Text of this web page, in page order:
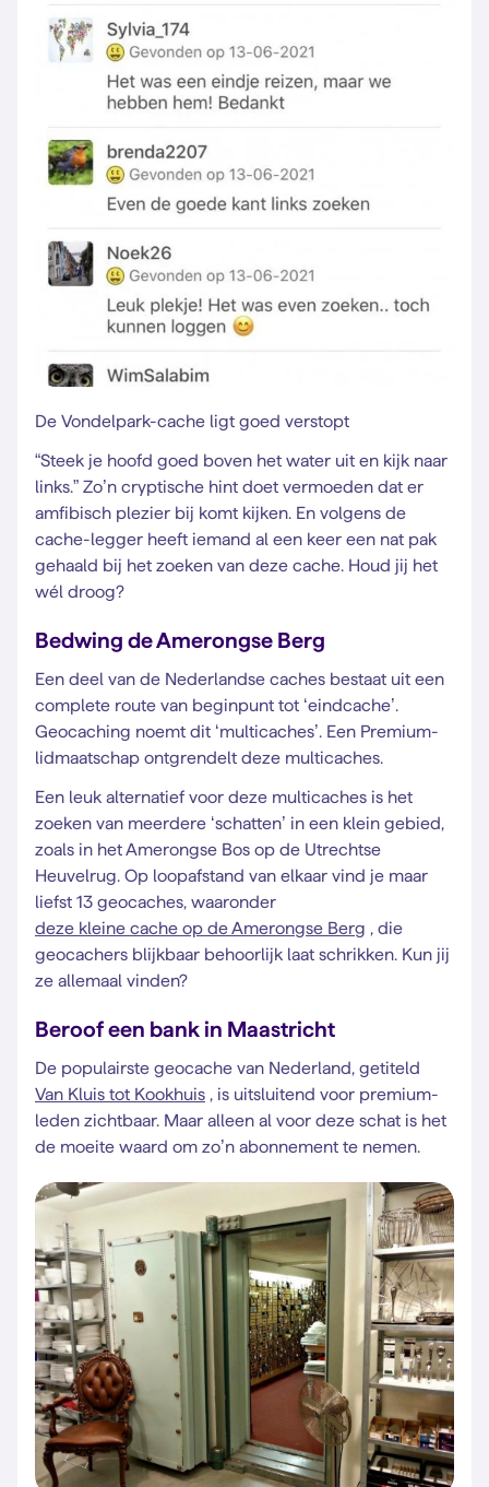
De Vondelpark-cache ligt goed verstopt
“Steek je hoofd goed boven het water uit en kijk naar
links.” Zo’n cryptische hint doet vermoeden dat er
amfibisch plezier bij komt kijken. En volgens de
cache-legger heeft iemand al een keer een nat pak
gehaald bij het zoeken van deze cache. Houd jij het
wél droog?
Bedwing de Amerongse Berg
Een deel van de Nederlandse caches bestaat uit een
complete route van beginpunt tot ‘eindcache’.
Geocaching noemt dit ‘multicaches’. Een Premium-
lidmaatschap ontgrendelt deze multicaches.
Een leuk alternatief voor deze multicaches is het
zoeken van meerdere ‘schatten’ in een klein gebied,
zoals in het Amerongse Bos op de Utrechtse
Heuvelrug. Op loopafstand van elkaar vind je maar
liefst 13 geocaches, waaronder
deze kleine cache op de Amerongse Berg , die
geocachers blijkbaar behoorlijk laat schrikken. Kun jij
ze allemaal vinden?
Beroof een bank in Maastricht
De populairste geocache van Nederland, getiteld
Van Kluis tot Kookhuis , is uitsluitend voor premium-
leden zichtbaar. Maar alleen al voor deze schat is het
de moeite waard om zo’n abonnement te nemen.